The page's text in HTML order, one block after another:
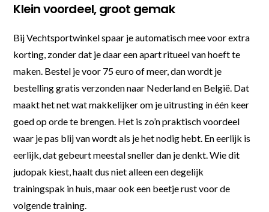
Klein voordeel, groot gemak
Bij Vechtsportwinkel spaar je automatisch mee voor extra
korting, zonder dat je daar een apart ritueel van hoeft te
maken. Bestel je voor 75 euro of meer, dan wordt je
bestelling gratis verzonden naar Nederland en België. Dat
maakt het net wat makkelijker om je uitrusting in één keer
goed op orde te brengen. Het is zo’n praktisch voordeel
waar je pas blij van wordt als je het nodig hebt. En eerlijk is
eerlijk, dat gebeurt meestal sneller dan je denkt. Wie dit
judopak kiest, haalt dus niet alleen een degelijk
trainingspak in huis, maar ook een beetje rust voor de
volgende training.